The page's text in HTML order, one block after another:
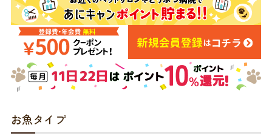
ドッグフード キャットフード
美容・ケア用品 服・おさんぽ用品
日用品（デイリー）
あにまるキャンパスについて
アフターサービス
商品リクエスト
お問い合わせ
お魚タイプ